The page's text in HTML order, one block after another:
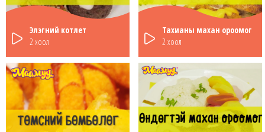
Элэгний котлет
2 хоол
Тахианы махан ороомог
2 хоол